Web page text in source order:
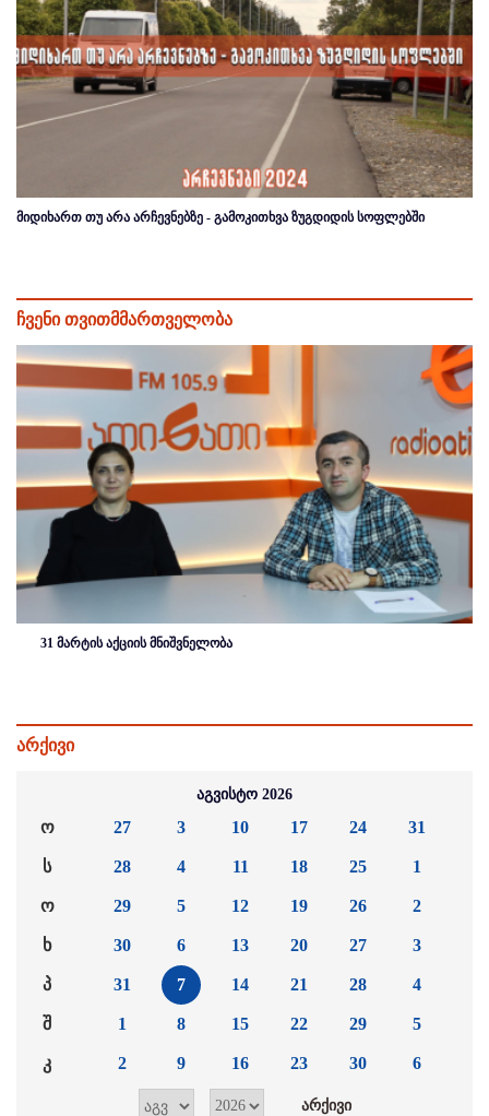
მიდიხართ თუ არა არჩევნებზე - გამოკითხვა ზუგდიდის სოფლებში
ჩვენი თვითმმართველობა
31 მარტის აქციის მნიშვნელობა
არქივი
აგვისტო 2026
ო
ს
ო
ხ
პ
შ
კ
27
28
29
30
31
1
2
3
4
5
6
7
8
9
10
11
12
13
14
15
16
17
18
19
20
21
22
23
24
25
26
27
28
29
30
31
1
2
3
4
5
6